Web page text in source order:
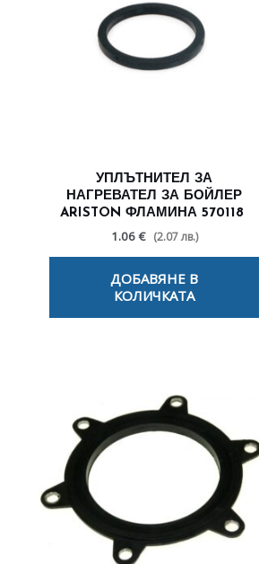
УПЛЪТНИТЕЛ ЗА
НАГРЕВАТЕЛ ЗА БОЙЛЕР
ARISTON ФЛАМИНА 570118
1.06 € (2.07 лв.)
ДОБАВЯНЕ В
КОЛИЧКАТА